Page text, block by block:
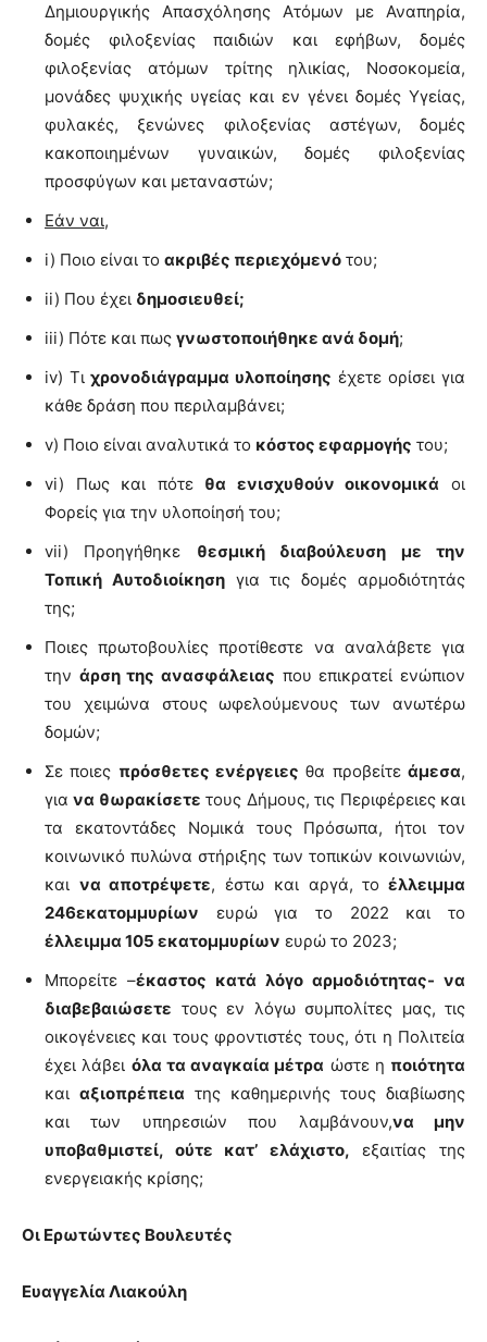
Δημιουργικής Απασχόλησης Ατόμων με Αναπηρία,
δομές φιλοξενίας παιδιών και εφήβων, δομές
φιλοξενίας ατόμων τρίτης ηλικίας, Νοσοκομεία,
μονάδες ψυχικής υγείας και εν γένει δομές Υγείας,
φυλακές, ξενώνες φιλοξενίας αστέγων, δομές
κακοποιημένων γυναικών, δομές φιλοξενίας
προσφύγων και μεταναστών;
Εάν ναι,
i) Ποιο είναι το ακριβές περιεχόμενό του;
ii) Που έχει δημοσιευθεί;
iii) Πότε και πως γνωστοποιήθηκε ανά δομή;
iv) Τι χρονοδιάγραμμα υλοποίησης έχετε ορίσει για
κάθε δράση που περιλαμβάνει;
v) Ποιο είναι αναλυτικά το κόστος εφαρμογής του;
vi) Πως και πότε θα ενισχυθούν οικονομικά οι
Φορείς για την υλοποίησή του;
vii) Προηγήθηκε θεσμική διαβούλευση με την
Τοπική Αυτοδιοίκησηγια τις δομές αρμοδιότητάς
της;
Ποιες πρωτοβουλίες προτίθεστε να αναλάβετε για
την άρση της ανασφάλειας που επικρατεί ενώπιον
του χειμώνα στους ωφελούμενους των ανωτέρω
δομών;
Σε ποιες πρόσθετες ενέργειες θα προβείτεάμεσα,
γιανα θωρακίσετε τους Δήμους, τις Περιφέρειες και
τα εκατοντάδες Νομικά τους Πρόσωπα, ήτοι τον
κοινωνικό πυλώνα στήριξης των τοπικών κοινωνιών,
και να αποτρέψετε, έστω και αργά, το έλλειμμα
246εκατομμυρίων ευρώ για το 2022 και το
έλλειμμα 105 εκατομμυρίων ευρώ το 2023;
Μπορείτε –έκαστος κατά λόγο αρμοδιότητας- να
διαβεβαιώσετε τους εν λόγω συμπολίτες μας, τις
οικογένειες και τους φροντιστές τους, ότι η Πολιτεία
έχει λάβει όλα τα αναγκαία μέτρα ώστε η ποιότητα
και αξιοπρέπεια της καθημερινής τους διαβίωσης
και των υπηρεσιών που λαμβάνουν,να μην
υποβαθμιστεί, ούτε κατ’ ελάχιστο, εξαιτίας της
ενεργειακής κρίσης;
Οι Ερωτώντες Βουλευτές
Ευαγγελία Λιακούλη